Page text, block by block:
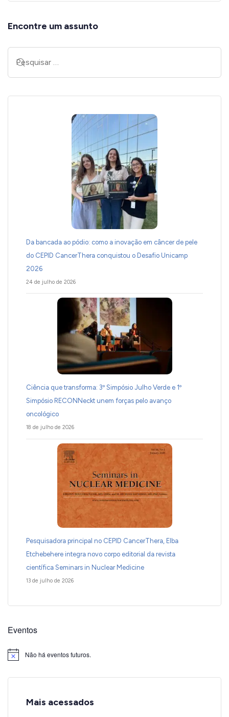
Encontre um assunto
Da bancada ao pódio: como a inovação em câncer de pele
do CEPID CancerThera conquistou o Desafio Unicamp
2026
24 de julho de 2026
Ciência que transforma: 3º Simpósio Julho Verde e 1º
Simpósio RECONNeckt unem forças pelo avanço
oncológico
18 de julho de 2026
Pesquisadora principal no CEPID CancerThera, Elba
Etchebehere integra novo corpo editorial da revista
científica Seminars in Nuclear Medicine
13 de julho de 2026
Eventos
Notice Não há eventos futuros.
Mais acessados